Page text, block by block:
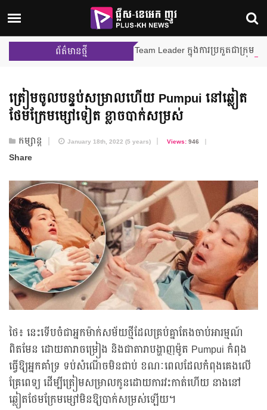
ព័ត៌មានថ្មី
នីហឫទ័យ នឹងក្លាយជា Team Leader ក្នុងការប្រកួតជាក្រុមលើកដំបូង ក្នុងក
ត្រៀម​ចូលបន្ទប់​សម្រាល​ហើយ Pumpui នៅឆ្លៀត​
ថែមក្រែម​ម្សៅទៀត ខ្លាច​បាក់សម្រស់
កម្សាន្ត January 18th, 2022 (5 years) Views:946
Share
ថៃ៖ នេះទើបចំជាអ្នកម៉ាក់សម័យថ្មីដែលគ្រប់គ្នាតែងចាប់អារម្មណ៍
ពិតមែន ដោយតារាចម្រៀង និងជាតារាបង្ហាញម៉ូត Pumpui កំពុង
ធ្វើឱ្យអ្នកគាំទ្រ ទប់សំណើចមិនជាប់ ខណៈពេលដែលកំពុងគេងលើ
គ្រែពេទ្យ ដើម្បីត្រៀមសម្រាលកូនដោយការវះកាត់ហើយ នាងនៅ
ឆ្លៀតថែមក្រែមម្សៅមិនឱ្យបាក់សម្រស់ឡើយ។